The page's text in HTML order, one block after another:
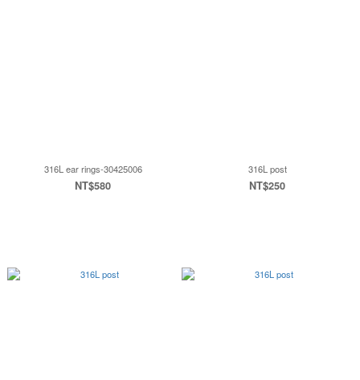
316L ear rings-30425006
NT$580
316L post
NT$250